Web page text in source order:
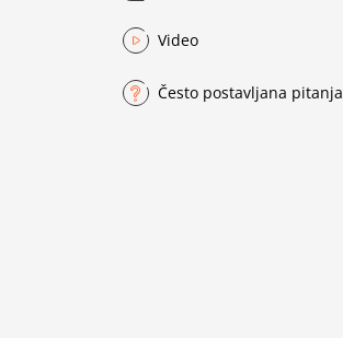
Video
Često postavljana pitanja